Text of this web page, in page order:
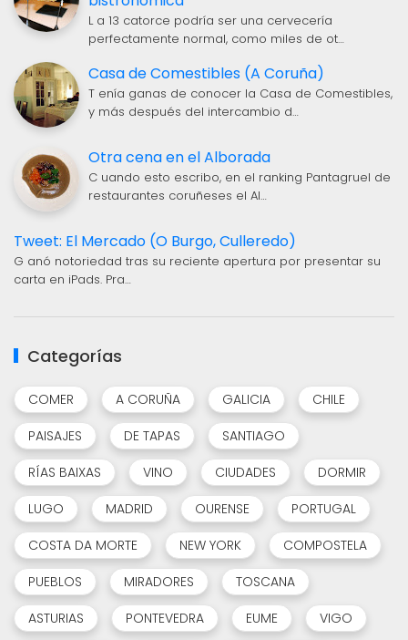
L a 13 catorce podría ser una cervecería
perfectamente normal, como miles de ot…
Casa de Comestibles (A Coruña)
T enía ganas de conocer la Casa de Comestibles,
y más después del intercambio d…
Otra cena en el Alborada
C uando esto escribo, en el ranking Pantagruel de
restaurantes coruñeses el Al…
Tweet: El Mercado (O Burgo, Culleredo)
G anó notoriedad tras su reciente apertura por presentar su
carta en iPads. Pra…
Categorías
COMER A CORUÑA GALICIA
CHILE
PAISAJES
DE TAPAS
SANTIAGO
RÍAS BAIXAS
VINO CIUDADES
DORMIR
LUGO
MADRID OURENSE
PORTUGAL
COSTA DA MORTE
NEW YORK
COMPOSTELA
PUEBLOS
MIRADORES
TOSCANA
ASTURIAS
PONTEVEDRA EUME
VIGO